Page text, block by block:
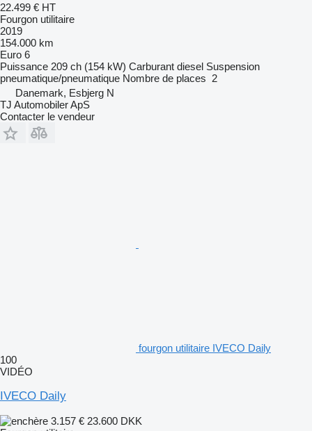
22.499 € HT
Fourgon utilitaire
2019
154.000 km
Euro 6
Puissance 209 ch (154 kW) Carburant diesel Suspension
pneumatique/pneumatique Nombre de places 2
Danemark, Esbjerg N
TJ Automobiler ApS
Contacter le vendeur
fourgon utilitaire IVECO Daily
100
VIDÉO
IVECO Daily
3.157 € 23.600 DKK